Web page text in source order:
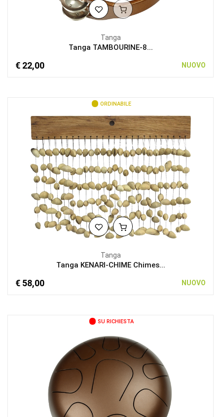
Tanga
Tanga TAMBOURINE-8...
€ 22,00 NUOVO
ORDINABILE
Tanga
Tanga KENARI-CHIME Chimes...
€ 58,00 NUOVO
SU RICHIESTA